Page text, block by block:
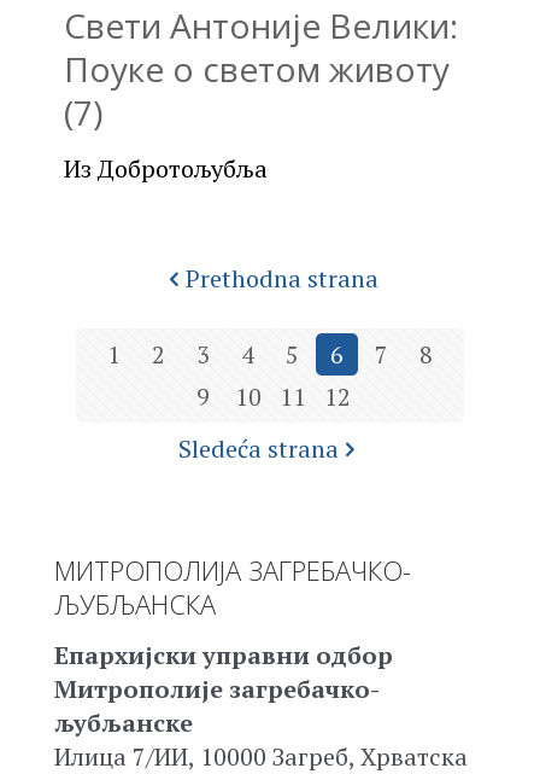
Свети Антоније Велики:
Поуке о светом животу
(7)
Из Добротољубља
Prethodna strana
1 2 3 4 5 6 7
8
9
10 11
12
Sledeća strana
МИТРОПОЛИЈА ЗАГРЕБАЧКО-
ЉУБЉАНСКА
Епархијски управни одбор
Митрополије загребачко-
љубљанске
Илица 7/ИИ, 10000 Загреб, Хрватска